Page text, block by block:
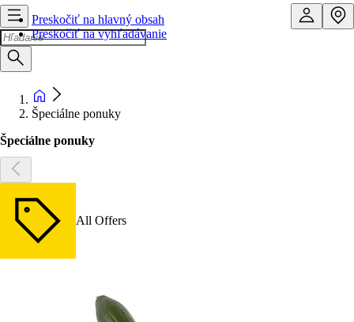
Preskočiť na hlavný obsah
Preskočiť na vyhľadávanie
Špeciálne ponuky
Špeciálne ponuky
All Offers